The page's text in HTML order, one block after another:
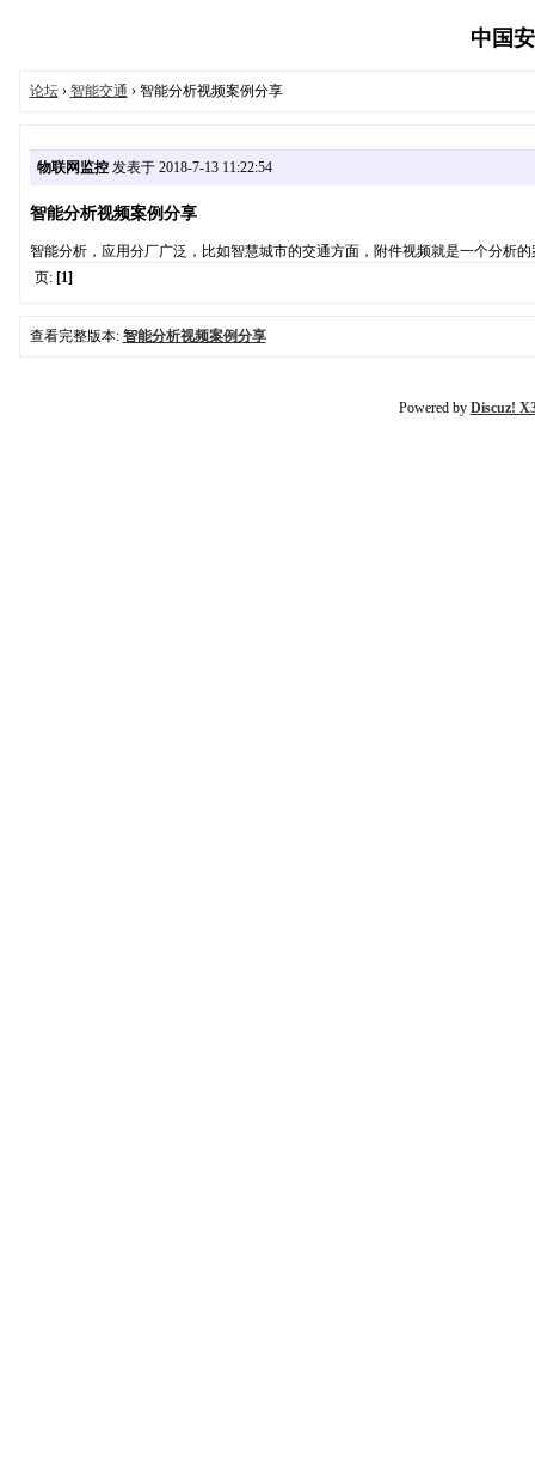
中国
论坛› 智能交通 › 智能分析视频案例分享
物联网监控发表于 2018-7-13 11:22:54
智能分析视频案例分享
智能分析，应用分厂广泛，比如智慧城市的交通方面，附件视频就是一个分析的
页: [1]
查看完整版本: 智能分析视频案例分享
Powered by Discuz!